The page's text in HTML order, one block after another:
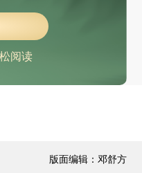
阅读
版面编辑：邓舒方